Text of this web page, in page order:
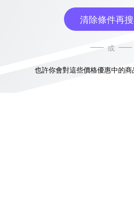
清除條件再
或
也許你會對這些價格優惠中的商